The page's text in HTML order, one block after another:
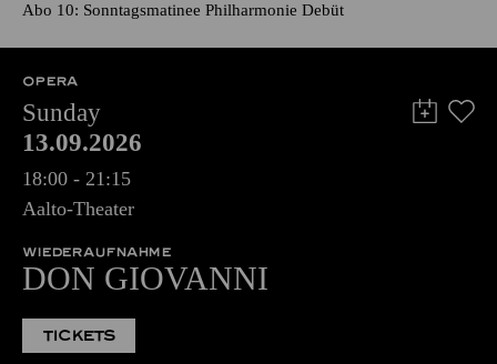
Abo 10: Sonntagsmatinee Philharmonie Debüt
OPERA
Sunday
13.09.2026
18:00 - 21:15
Aalto-Theater
WIEDERAUFNAHME
DON GIOVANNI
TICKETS